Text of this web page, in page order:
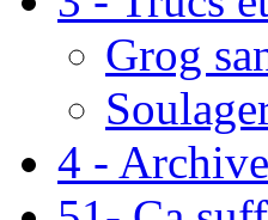
Grog
4 -